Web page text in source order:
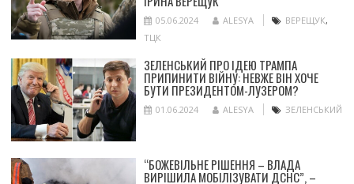
05.06.2024 ALESYA ВЕРЕЩУК,
ТЦК
ЗЕЛЕНСЬКИЙ ПРО ІДЕЮ ТРАМПА
ПРИПИНИТИ ВІЙНУ: НЕВЖЕ ВІН ХОЧЕ
БУТИ ПРЕЗИДЕНТОМ-ЛУЗЕРОМ?
01.06.2024 ALESYA ЗЕЛЕНСЬКИЙ
“БОЖЕВІЛЬНЕ РІШЕННЯ – ВЛАДА
ВИРІШИЛА МОБІЛІЗУВАТИ ДСНС”, –